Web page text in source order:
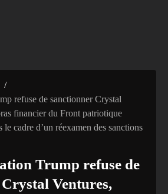
refuse de sanctionner Crystal
financier du Front patriotique
cadre d’un réexamen des sanctions
Trump refuse de
Ventures,